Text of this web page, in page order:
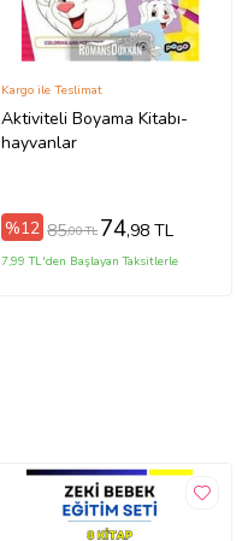
Aktiviteli Boyama Kitabı-
hayvanlar
Kargo ile Teslimat
%12 85,00 TL 74,98 TL
7,99 TL'den Başlayan Taksitlerle